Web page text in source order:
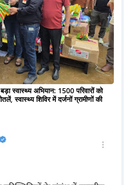
स्वास्थ्य अभियान: 1500 परिवारों को
स्वास्थ्य शिविर में दर्जनों ग्रामीणों की